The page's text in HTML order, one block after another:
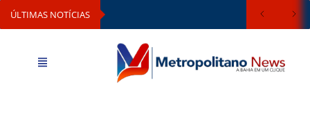
ÚLTIMAS NOTÍCIAS